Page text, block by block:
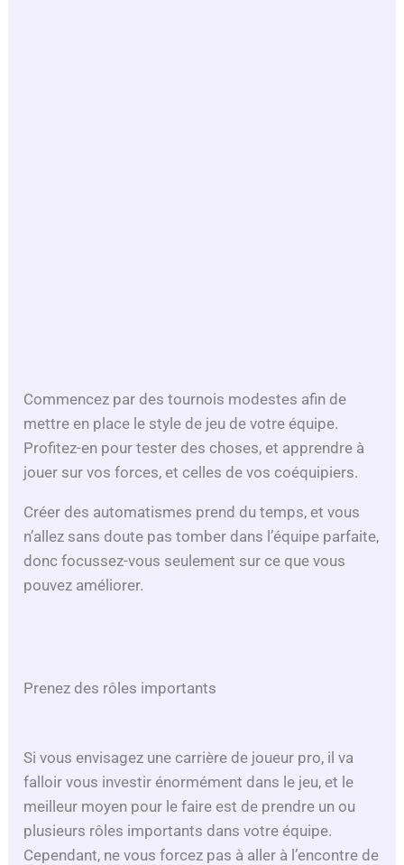
Commencez par des tournois modestes afin de
mettre en place le style de jeu de votre équipe.
Profitez-en pour tester des choses, et apprendre à
jouer sur vos forces, et celles de vos coéquipiers.
Créer des automatismes prend du temps, et vous
n’allez sans doute pas tomber dans l’équipe parfaite,
donc focussez-vous seulement sur ce que vous
pouvez améliorer.
Prenez des rôles importants
Si vous envisagez une carrière de joueur pro, il va
falloir vous investir énormément dans le jeu, et le
meilleur moyen pour le faire est de prendre un ou
plusieurs rôles importants dans votre équipe.
Cependant, ne vous forcez pas à aller à l’encontre de